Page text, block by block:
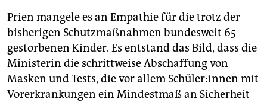
Prien mangele es an Empathie für die trotz der
bisherigen Schutzmaßnahmen bundesweit 65
gestorbenen Kinder. Es entstand das Bild, dass die
Ministerin die schrittweise Abschaffung von
Masken und Tests, die vor allem Schü­le­r:in­nen mit
Vorerkrankungen ein Mindestmaß an Sicherheit